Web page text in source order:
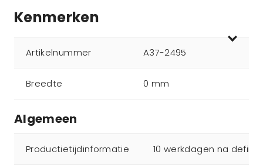
Kenmerken
Artikelnummer A37-2495
Breedte 0 mm
Algemeen
Productietijdinformatie 10 werkdagen na